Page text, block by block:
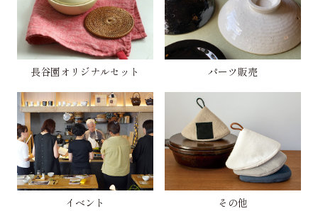
長谷園オリジナルセット パーツ販売
イベント その他